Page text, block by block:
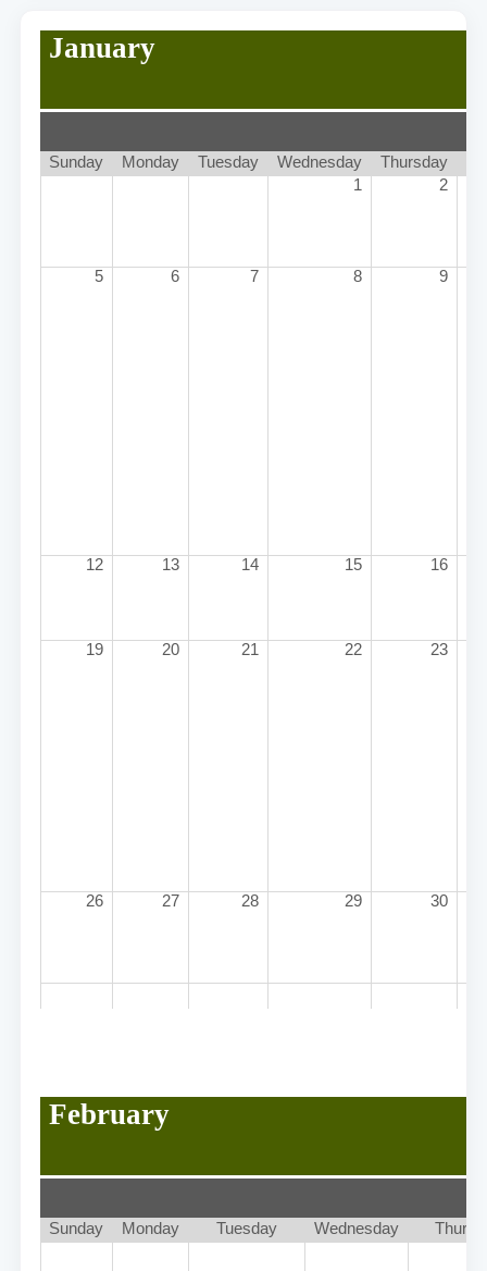
January
Sunday Monday Tuesday Wednesday
Thursday
1
2
5 6 7 8 9
12 13 14 15 16
19 20 21 22 23
26 27 28 29 30
February
Sunday Monday Tuesday Wednesday